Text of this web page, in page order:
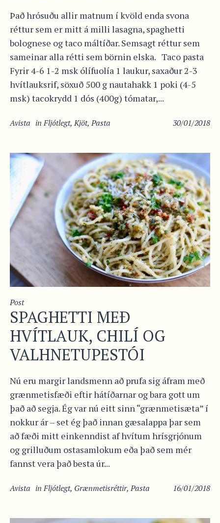
Það hrósuðu allir matnum í kvöld enda svona
réttur sem er mitt á milli lasagna, spaghetti
bolognese og taco máltíðar. Semsagt réttur sem
sameinar alla rétti sem börnin elska. Taco pasta
Fyrir 4-6 1-2 msk ólífuolía 1 laukur, saxaður 2-3
hvítlauksrif, söxuð 500 g nautahakk 1 poki (4-5
msk) tacokrydd 1 dós (400g) tómatar,...
30/01/2018
Avista inFljótlegt,Kjöt,Pasta
Post
SPAGHETTI MEÐ
HVÍTLAUK, CHILÍ OG
VALHNETUPESTÓI
Nú eru margir landsmenn að prufa sig áfram með
grænmetisfæði eftir hátíðarnar og bara gott um
það að segja. Ég var nú eitt sinn “grænmetisæta” í
nokkur ár – set ég það innan gæsalappa þar sem
að fæði mitt einkenndist af hvítum hrísgrjónum
og grilluðum ostasamlokum eða það sem mér
fannst vera það besta úr...
16/01/2018
Avista inFljótlegt, Grænmetisréttir,Pasta